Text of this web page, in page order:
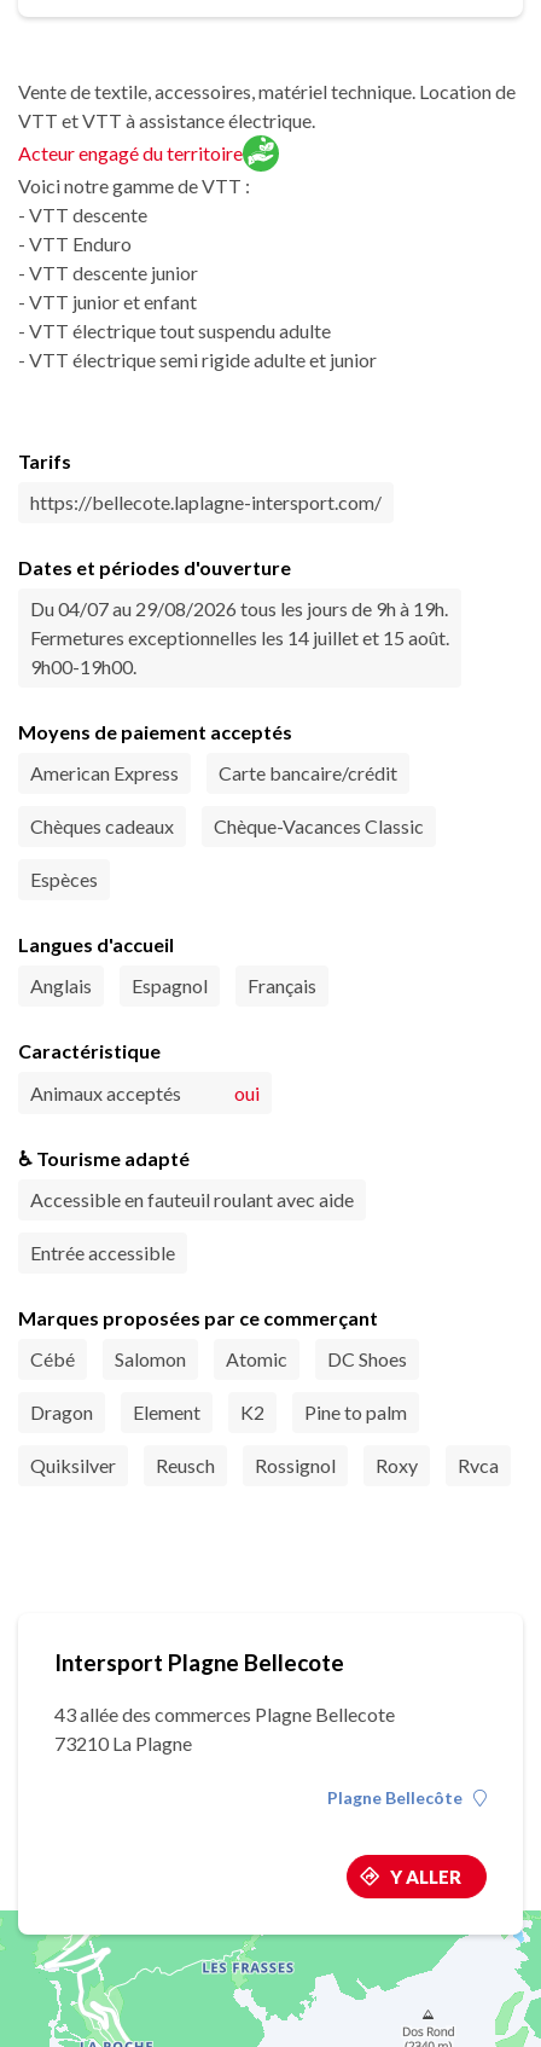
Vente de textile, accessoires, matériel technique. Location de
VTT et VTT à assistance électrique.
Acteur engagé du territoire
Voici notre gamme de VTT :
- VTT descente
- VTT Enduro
- VTT descente junior
- VTT junior et enfant
- VTT électrique tout suspendu adulte
- VTT électrique semi rigide adulte et junior
Tarifs
https://bellecote.laplagne-intersport.com/
Dates et périodes d'ouverture
Du 04/07 au 29/08/2026 tous les jours de 9h à 19h.
Fermetures exceptionnelles les 14 juillet et 15 août.
9h00-19h00.
Moyens de paiement acceptés
American Express
Carte bancaire/crédit
Chèques cadeaux Chèque-Vacances Classic
Espèces
Langues d'accueil
Anglais
Espagnol Français
Caractéristique
Animaux acceptés
oui
♿ Tourisme adapté
Accessible en fauteuil roulant avec aide
Entrée accessible
Marques proposées par ce commerçant
Cébé
Salomon Atomic DC Shoes
Dragon Element K2 Pine to palm
Quiksilver Reusch Rossignol Roxy Rvca
Intersport Plagne Bellecote
43 allée des commerces Plagne Bellecote
73210 La Plagne
Plagne Bellecôte
Y ALLER